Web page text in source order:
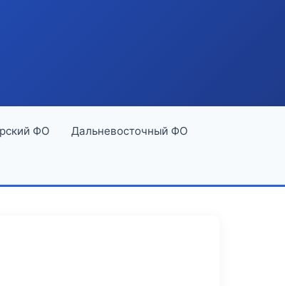
ФО Дальневосточный ФО